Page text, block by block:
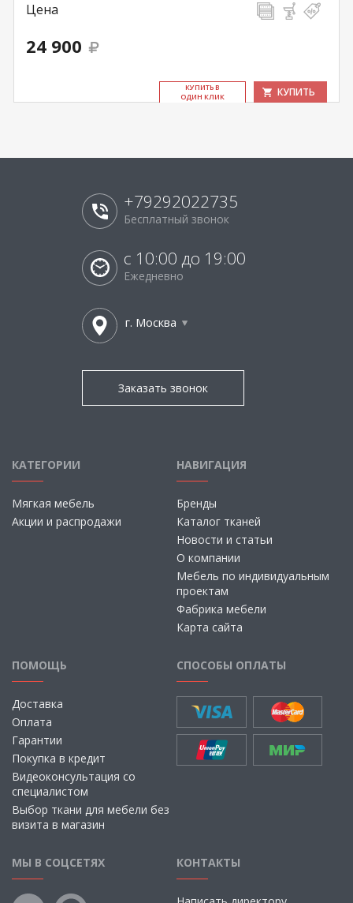
Цена
24 900
КУ­ПИТЬ В
ОДИН КЛИК
КУПИТЬ
+79292022735
Бесплатный звонок
с 10:00 до 19:00
Ежедневно
г. Москва
Заказать звонок
КАТЕГОРИИ
Мягкая мебель
Акции и распродажи
НАВИГАЦИЯ
Бренды
Каталог тканей
Новости и статьи
О компании
Мебель по индивидуальным
проектам
Фабрика мебели
Карта сайта
ПОМОЩЬ
Доставка
Оплата
Гарантии
Покупка в кредит
Видеоконсультация со
специалистом
Выбор ткани для мебели без
визита в магазин
СПОСОБЫ ОПЛАТЫ
МЫ В СОЦСЕТЯХ КОНТАКТЫ